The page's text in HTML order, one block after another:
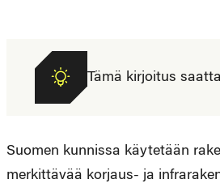
Tämä kirjoitus
Suomen kunnissa käytetään
merkittävää korjaus- ja